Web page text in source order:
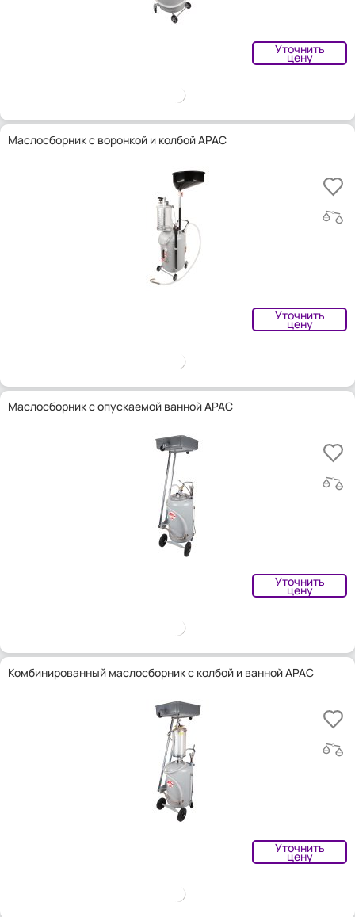
Уточнить
цену
Маслосборник с воронкой и колбой APAC
Уточнить
цену
Маслосборник с опускаемой ванной APAC
Уточнить
цену
Комбинированный маслосборник с колбой и ванной APAC
Уточнить
цену